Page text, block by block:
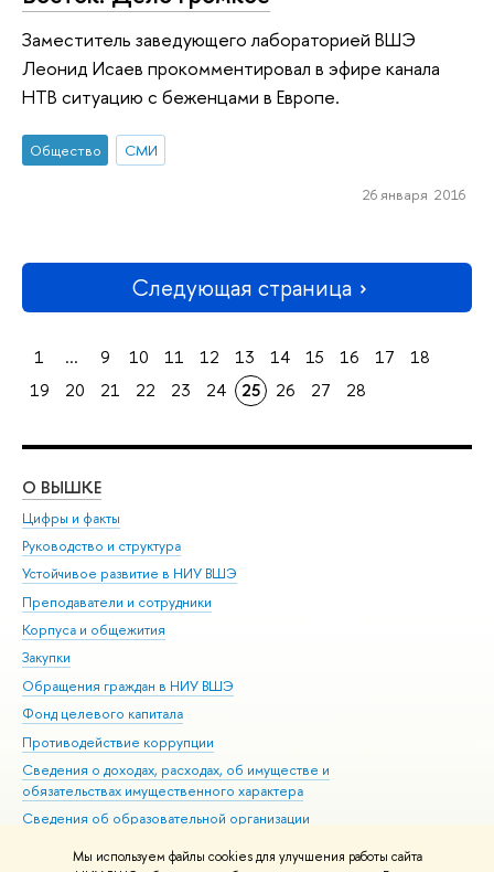
Мы используем файлы cookies для улучшения работы сайта
Заместитель заведующего лабораторией ВШЭ
Леонид Исаев прокомментировал в эфире канала
НТВ ситуацию с беженцами в Европе.
Общество СМИ
26 января 2016
Следующая страница
1 ... 9 10 11 12 13 14 15 16 17
18
19
20 21 22 23 24 25 26 27 28
О ВЫШКЕ
Цифры и факты
Руководство и структура
Устойчивое развитие в НИУ ВШЭ
Преподаватели и сотрудники
Корпуса и общежития
Закупки
Обращения граждан в НИУ ВШЭ
Фонд целевого капитала
Противодействие коррупции
Сведения о доходах, расходах, об имуществе и
обязательствах имущественного характера
Сведения об образовательной организации
Людям с ограниченными возможностями здоровья